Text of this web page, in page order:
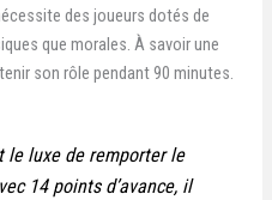
des joueurs dotés de
que morales. À savoir une
son rôle pendant 90 minutes.
le luxe de remporter le
14 points d’avance, il